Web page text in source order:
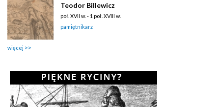
Teodor Billewicz
poł. XVII w. - 1 poł. XVIII w.
pamiętnikarz
więcej